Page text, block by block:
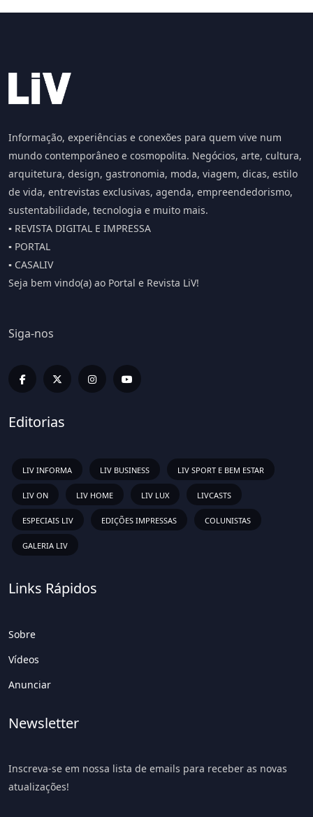
Informação, experiências e conexões para quem vive num
mundo contemporâneo e cosmopolita. Negócios, arte, cultura,
arquitetura, design, gastronomia, moda, viagem, dicas, estilo
de vida, entrevistas exclusivas, agenda, empreendedorismo,
sustentabilidade, tecnologia e muito mais.
▪️ REVISTA DIGITAL E IMPRESSA
▪️ PORTAL
▪️ CASALIV
Seja bem vindo(a) ao Portal e Revista LiV!
Siga-nos
Editorias
LIV INFORMA LIV BUSINESS LIV SPORT E BEM ESTAR
LIV ON LIV HOME LIV LUX LIVCASTS
ESPECIAIS LIV EDIÇÕES IMPRESSAS COLUNISTAS
GALERIA LIV
Links Rápidos
Sobre
Vídeos
Anunciar
Newsletter
Inscreva-se em nossa lista de emails para receber as novas
atualizações!